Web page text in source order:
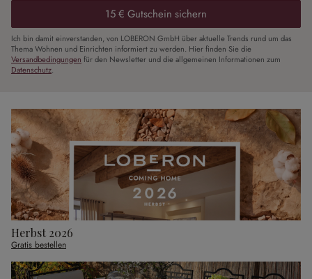
15 € Gutschein sichern
Ich bin damit einverstanden, von LOBERON GmbH über aktuelle Trends rund um das
Thema Wohnen und Einrichten informiert zu werden. Hier finden Sie die
Versandbedingungen für den Newsletter und die allgemeinen Informationen zum
Datenschutz.
Herbst 2026
Gratis bestellen